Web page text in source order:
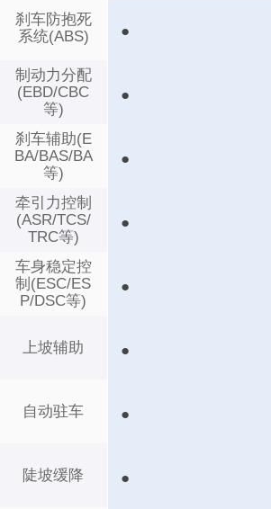
刹车防抱死
系统(ABS)
制动力分配
(EBD/CBC
等)
刹车辅助(E
BA/BAS/BA
等)
牵引力控制
(ASR/TCS/
TRC等)
车身稳定控
制(ESC/ES
P/DSC等)
上坡辅助
自动驻车
陡坡缓降
●
●
●
●
●
●
●
●